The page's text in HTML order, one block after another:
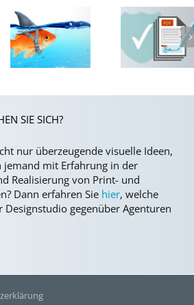
Digitale
Unterschrift
SIE SICH?
nur überzeugende visuelle Ideen,
jemand mit Erfahrung in der
Realisierung von Print- und
Dann erfahren Sie hier, welche
Designstudio gegenüber Agenturen